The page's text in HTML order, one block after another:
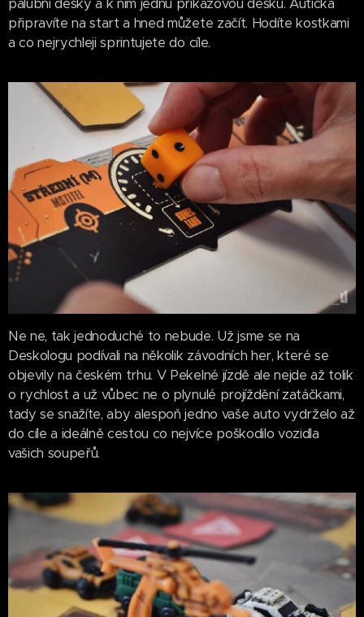
palubní desky a k nim jednu příkazovou desku. Autíčka
připravíte na start a hned můžete začít. Hodíte kostkami
a co nejrychleji sprintujete do cíle.
Ne ne, tak jednoduché to nebude. Už jsme se na
Deskologu podívali na několik závodních her, které se
objevily na českém trhu. V Pekelné jízdě ale nejde až tolik
o rychlost a už vůbec ne o plynulé projíždění zatáčkami,
tady se snažíte, aby alespoň jedno vaše auto vydrželo až
do cíle a ideálně cestou co nejvíce poškodilo vozidla
vašich soupeřů.